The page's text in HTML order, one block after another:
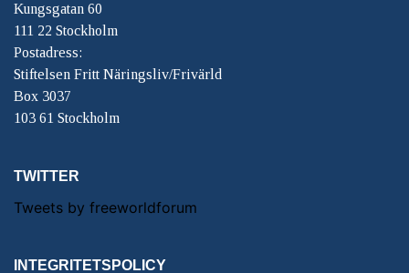
Kungsgatan 60
111 22 Stockholm
Postadress:
Stiftelsen Fritt Näringsliv/Frivärld
Box 3037
103 61 Stockholm
TWITTER
Tweets by freeworldforum
INTEGRITETSPOLICY